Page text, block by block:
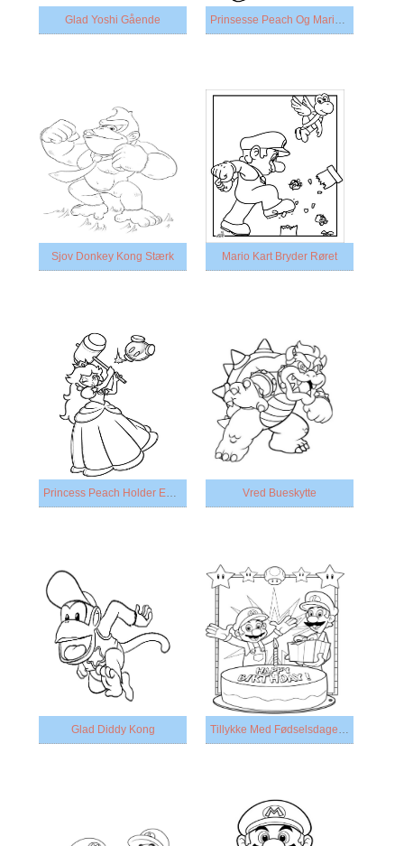
Glad Yoshi Gående Prinsesse Peach Og Mario Løber
Sjov Donkey Kong Stærk Mario Kart Bryder Røret
Princess Peach Holder En Hammer Vred Bueskytte
Glad Diddy Kong Tillykke Med Fødselsdagen Mario